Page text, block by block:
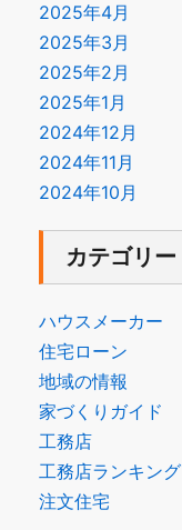
2025年4月
2025年3月
2025年2月
2025年1月
2024年12月
2024年11月
2024年10月
カテゴリー
ハウスメーカー
住宅ローン
地域の情報
家づくりガイド
工務店
工務店ランキング
注文住宅